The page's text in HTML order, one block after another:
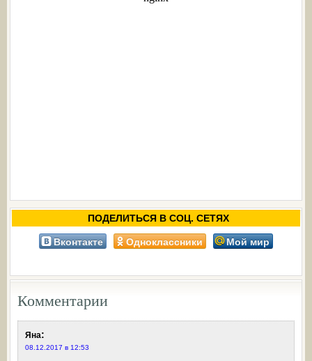
ПОДЕЛИТЬСЯ В СОЦ. СЕТЯХ
Вконтакте Одноклассники Мой мир
Комментарии
Яна:
08.12.2017 в 12:53